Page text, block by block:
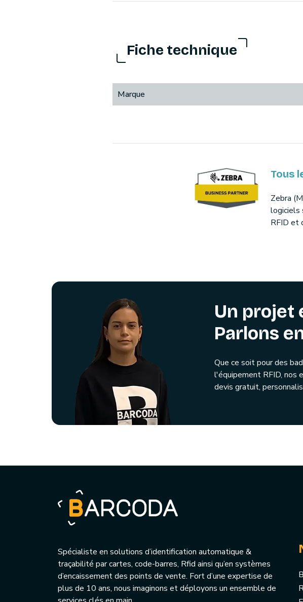
Fiche technique
Marque
Tous
Zebra
logiciels
RFID et
Un projet
Parlons
Que ce soit pour des
l'équipement RFID, nos
devis gratuit,
Spécialiste en solutions d’identification automatique &
traçabilité par cartes, code-barres, Rfid ainsi qu’en systèmes
d’encaissement des points de vente. Fort d’une expertise de
plus de 10 ans, nous imaginons et déployons un ensemble de